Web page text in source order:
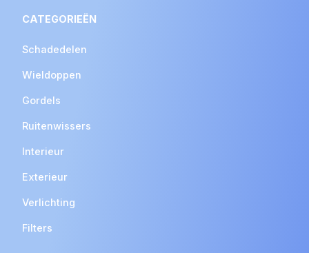
CATEGORIEËN
Schadedelen
Wieldoppen
Gordels
Ruitenwissers
Interieur
Exterieur
Verlichting
Filters